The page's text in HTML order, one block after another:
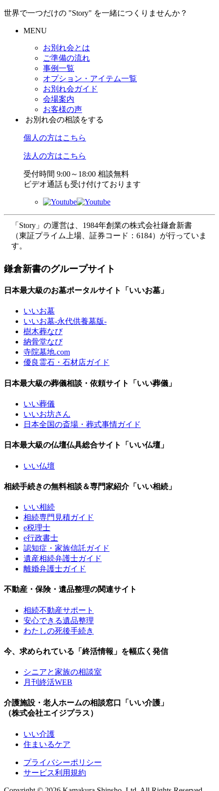
世界で一つだけの "Story" を一緒につくりませんか？
MENU
お別れ会とは
ご準備の流れ
事例一覧
オプション・アイテム一覧
お別れ会ガイド
会場案内
お客様の声
お別れ会の相談をする
個人の方はこちら
法人の方はこちら
受付時間 9:00～18:00 相談無料
ビデオ通話も受け付けております
「Story」の運営は、1984年創業の株式会社鎌倉新書
（東証プライム上場、証券コード：6184）が行っていま
す。
鎌倉新書のグループサイト
日本最大級のお墓ポータルサイト「いいお墓」
いいお墓
いいお墓-永代供養墓版-
樹木葬なび
納骨堂なび
寺院墓地.com
優良霊石・石材店ガイド
日本最大級の葬儀相談・依頼サイト「いい葬儀」
いい葬儀
いいお坊さん
日本全国の斎場・葬式事情ガイド
日本最大級の仏壇仏具総合サイト「いい仏壇」
いい仏壇
相続手続きの無料相談＆専門家紹介「いい相続」
いい相続
相続専門見積ガイド
e税理士
e行政書士
認知症・家族信託ガイド
遺産相続弁護士ガイド
離婚弁護士ガイド
不動産・保険・遺品整理の関連サイト
相続不動産サポート
安心できる遺品整理
わたしの死後手続き
今、求められている「終活情報」を幅広く発信
シニアと家族の相談室
月刊終活WEB
介護施設・老人ホームの相談窓口「いい介護」
（株式会社エイジプラス）
いい介護
住まいるケア
プライバシーポリシー
サービス利用規約